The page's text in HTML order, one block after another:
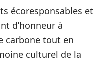
écoresponsables et
d’honneur à
carbone tout en
culturel de la